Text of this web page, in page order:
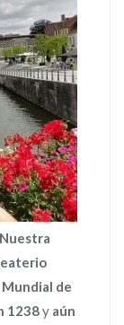
de
1238y aún